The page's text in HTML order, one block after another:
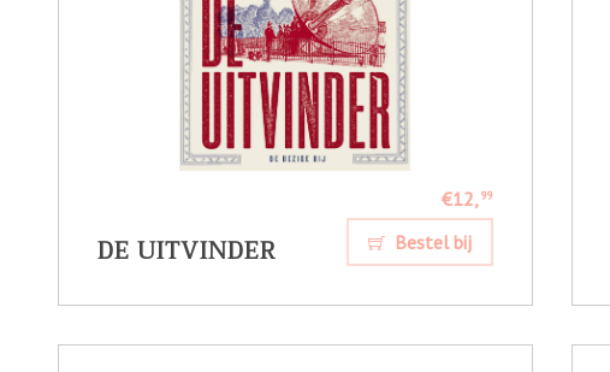
DE UITVINDER
€12,99
Bestel bij